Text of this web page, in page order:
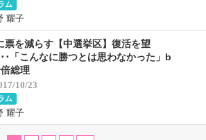
ム
耀子
票を減らす【中選挙区】復活を望
･「こんなに勝つとは思わなかった」b
総理
10/23
ム
耀子